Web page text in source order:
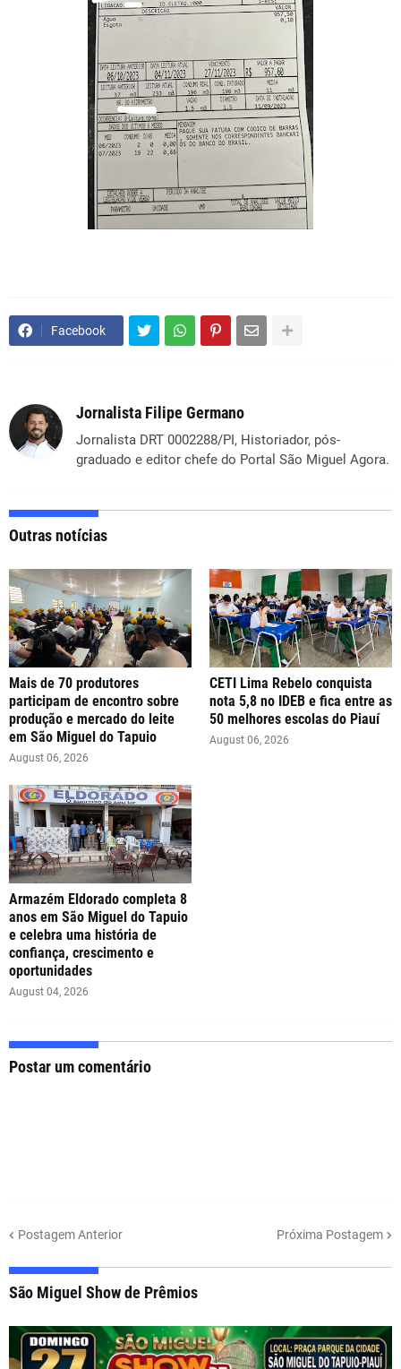
Facebook
Jornalista Filipe Germano
Jornalista DRT 0002288/PI, Historiador, pós-
graduado e editor chefe do Portal São Miguel Agora.
Outras notícias
Mais de 70 produtores
participam de encontro sobre
produção e mercado do leite
em São Miguel do Tapuio
August 06, 2026
CETI Lima Rebelo conquista
nota 5,8 no IDEB e fica entre as
50 melhores escolas do Piauí
August 06, 2026
Armazém Eldorado completa 8
anos em São Miguel do Tapuio
e celebra uma história de
confiança, crescimento e
oportunidades
August 04, 2026
Postar um comentário
Postagem Anterior Próxima Postagem
São Miguel Show de Prêmios